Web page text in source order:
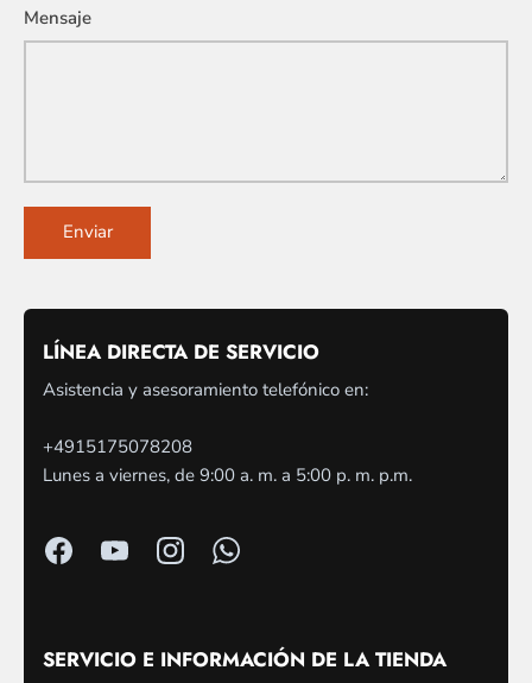
Mensaje
Enviar
LÍNEA DIRECTA DE SERVICIO
Asistencia y asesoramiento telefónico en:
+4915175078208
Lunes a viernes, de 9:00 a. m. a 5:00 p. m. p.m.
SERVICIO E INFORMACIÓN DE LA TIENDA